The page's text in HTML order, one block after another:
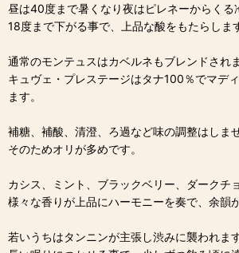
昼は40度まで暑くなり夜はピレネーからくる
18度まで下がる事で、上品な酸をもたらしま
通常のモンテュスはカベルネもブレンドされ
キュヴェ・プレステージはタナ100％でマデ
ます。
補糖、補酸、清澄、ろ過など味の調整はしませ
そのためオリが多めです。
カシス、ミント、ブラックベリー、ダークチ
様々な香りが上品にハーモニーを奏で、余韻
若いうちはタンニンが主張し渋みに襲われま